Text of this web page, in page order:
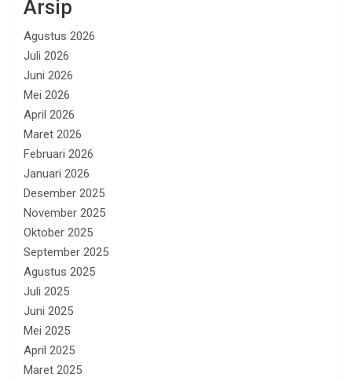
Arsip
Agustus 2026
Juli 2026
Juni 2026
Mei 2026
April 2026
Maret 2026
Februari 2026
Januari 2026
Desember 2025
November 2025
Oktober 2025
September 2025
Agustus 2025
Juli 2025
Juni 2025
Mei 2025
April 2025
Maret 2025